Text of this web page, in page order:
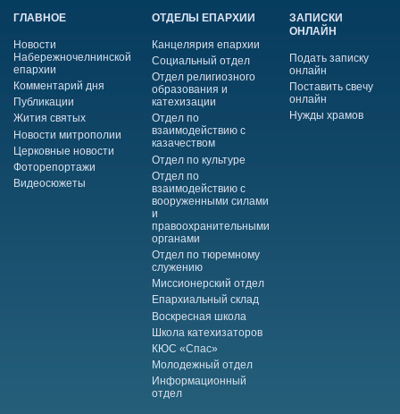
ГЛАВНОЕ
Новости
Набережночелнинской
епархии
Комментарий дня
Публикации
Жития святых
Новости митрополии
Церковные новости
Фоторепортажи
Видеосюжеты
ОТДЕЛЫ ЕПАРХИИ
Канцелярия епархии
Социальный отдел
Отдел религиозного
образования и
катехизации
Отдел по
взаимодействию с
казачеством
Отдел по культуре
Отдел по
взаимодействию с
вооруженными силами
и
правоохранительными
органами
Отдел по тюремному
служению
Миссионерский отдел
Епархиальный склад
Воскресная школа
Школа катехизаторов
КЮС «Спас»
Молодежный отдел
Информационный
отдел
ЗАПИСКИ
ОНЛАЙН
Подать записку
онлайн
Поставить свечу
онлайн
Нужды храмов